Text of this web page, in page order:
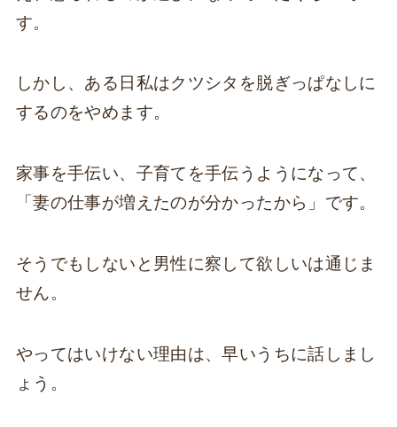
す。
しかし、ある日私はクツシタを脱ぎっぱなしに
するのをやめます。
家事を手伝い、子育てを手伝うようになって、
「妻の仕事が増えたのが分かったから」です。
そうでもしないと男性に察して欲しいは通じま
せん。
やってはいけない理由は、早いうちに話しまし
ょう。